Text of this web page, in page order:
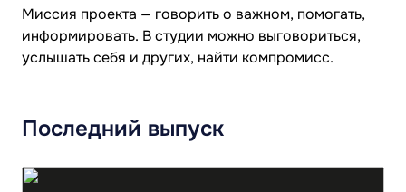
Миссия проекта — говорить о важном, помогать,
информировать. В студии можно выговориться,
услышать себя и других, найти компромисс.
Последний выпуск